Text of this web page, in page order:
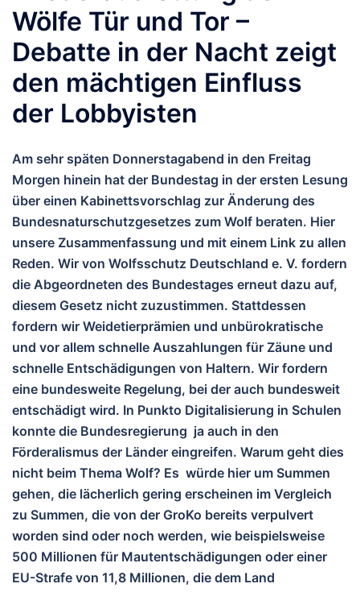
Wölfe Tür und Tor –
Debatte in der Nacht zeigt
den mächtigen Einfluss
der Lobbyisten
Am sehr späten Donnerstagabend in den Freitag
Morgen hinein hat der Bundestag in der ersten Lesung
über einen Kabinettsvorschlag zur Änderung des
Bundesnaturschutzgesetzes zum Wolf beraten. Hier
unsere Zusammenfassung und mit einem Link zu allen
Reden. Wir von Wolfsschutz Deutschland e. V. fordern
die Abgeordneten des Bundestages erneut dazu auf,
diesem Gesetz nicht zuzustimmen. Stattdessen
fordern wir Weidetierprämien und unbürokratische
und vor allem schnelle Auszahlungen für Zäune und
schnelle Entschädigungen von Haltern. Wir fordern
eine bundesweite Regelung, bei der auch bundesweit
entschädigt wird. In Punkto Digitalisierung in Schulen
konnte die Bundesregierung ja auch in den
Förderalismus der Länder eingreifen. Warum geht dies
nicht beim Thema Wolf? Es würde hier um Summen
gehen, die lächerlich gering erscheinen im Vergleich
zu Summen, die von der GroKo bereits verpulvert
worden sind oder noch werden, wie beispielsweise
500 Millionen für Mautentschädigungen oder einer
EU-Strafe von 11,8 Millionen, die dem Land